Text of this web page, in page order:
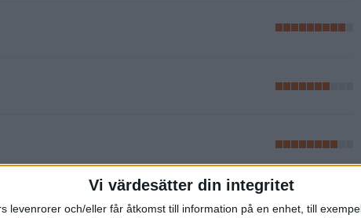
Vi värdesätter din integritet
levenrorer och/eller får åtkomst till information på en enhet, till